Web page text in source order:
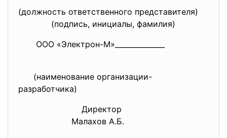
(должность ответственного представителя)
(подпись, инициалы, фамилия)
ООО «Электрон-М»______________
(наименование организации-
разработчика)
Директор
Малахов А.Б.